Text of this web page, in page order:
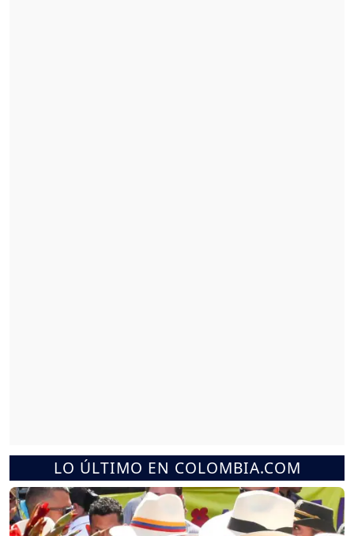
LO ÚLTIMO EN COLOMBIA.COM